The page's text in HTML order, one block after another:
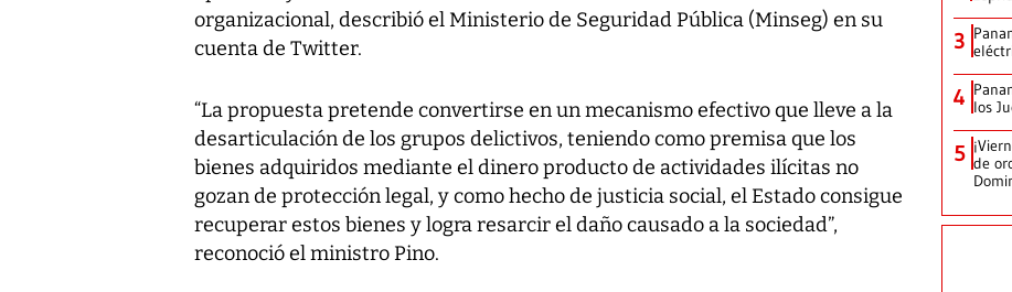
organizacional, describió el Ministerio de Seguridad Pública (Minseg) en su
cuenta de Twitter.
“La propuesta pretende convertirse en un mecanismo efectivo que lleve a la
desarticulación de los grupos delictivos, teniendo como premisa que los
bienes adquiridos mediante el dinero producto de actividades ilícitas no
gozan de protección legal, y como hecho de justicia social, el Estado consigue
recuperar estos bienes y logra resarcir el daño causado a la sociedad”,
reconoció el ministro Pino.
3
4 los
5 de